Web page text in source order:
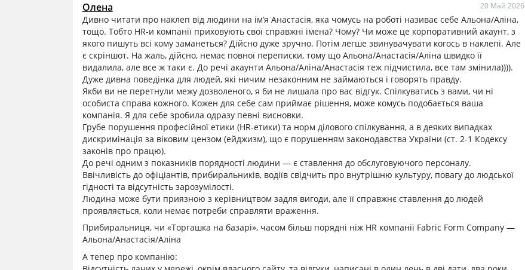
Олена 20 Май 2026
Дивно читати про наклеп від людини на ім’я Анастасія, яка чомусь на роботі називає себе Альона/Аліна,
тощо. Тобто HR-и компанії приховують свої справжні імена? Чому? Чи може це корпоративний акаунт, з
якого пишуть всі кому заманеться? Дійсно дуже зручно. Потім легше звинувачувати когось в наклепі. Але
є скріншот. На жаль, дійсно, немає повної переписки, тому що Альона/Анастасія/Аліна швидко її
видалила, але все ж таки є. До речі акаунти Альона/Аліна/Анастасія теж підчистила, все там змінила)))).
Дуже дивна поведінка для людей, які ничим незаконним не займаються і говорять правду.
Якби ви не перетнули межу дозволеного, я би не лишала про вас відгук. Спілкуватись з вами, чи ні
особиста справа кожного. Кожен для себе сам приймає рішення, може комусь подобається ваша
компанія. Я для себе зробила одразу певні висновки.
Грубе порушення професійної етики (НR-етики) та норм ділового спілкування, а в деяких випадках
дискримінація за віковим цензом (ейджизм), що є порушенням законодавства України (ст. 2-1 Кодексу
законів про працю).
До речі одним з показників порядності людини — є ставлення до обслуговуючого персоналу.
Ввічливість до офіціантів, прибиральників, водіїв свідчить про внутрішню культуру, повагу до людської
гідності та відсутність зарозумілості.
Людина може бути приязною з керівництвом задля вигоди, але її справжнє ставлення до людей
проявляється, коли немає потреби справляти враження.
Прибиральниця, чи «Торгашка на базарі», часом більш порядні ніж HR компанії Fabric Form Company —
Альона/Анастасія/Аліна
А тепер про компанію: